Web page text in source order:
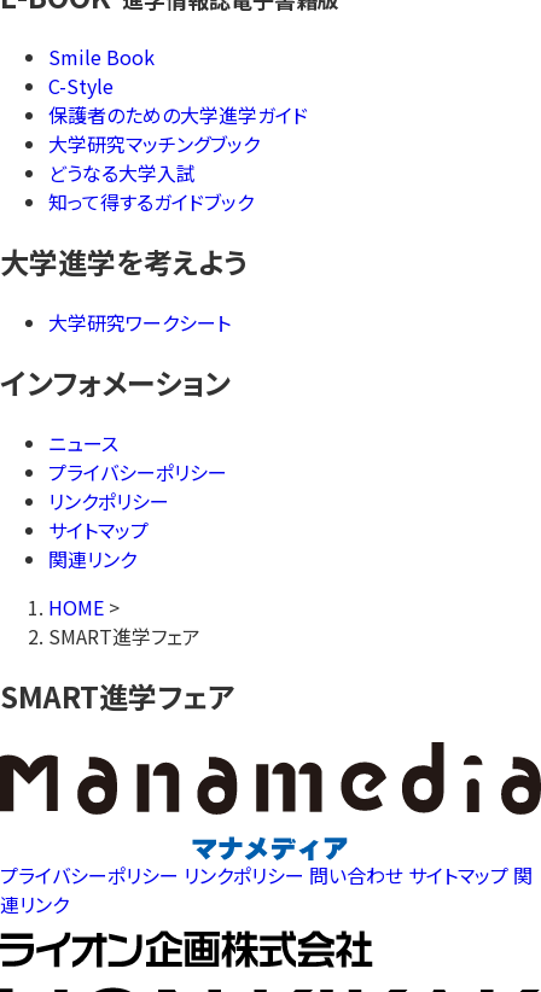
Smile Book
C-Style
保護者のための大学進学ガイド
大学研究マッチングブック
どうなる大学入試
知って得するガイドブック
大学進学を考えよう
大学研究ワークシート
インフォメーション
ニュース
プライバシーポリシー
リンクポリシー
サイトマップ
関連リンク
HOME >
SMART進学フェア
SMART進学フェア
プライバシーポリシー リンクポリシー 問い合わせ サイトマップ 関
連リンク